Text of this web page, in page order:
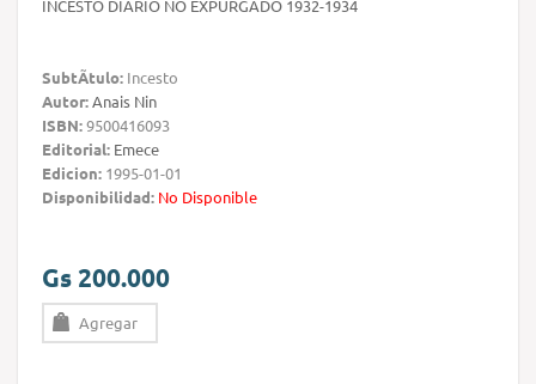
INCESTO DIARIO NO EXPURGADO 1932-1934
SubtÃ­tulo: Incesto
Autor:Anais Nin
ISBN:9500416093
Editorial: Emece
Edicion: 1995-01-01
Disponibilidad: No Disponible
Gs 200.000
Agregar